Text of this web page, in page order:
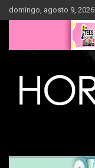
Saltar
al
domingo, agosto 9, 2026